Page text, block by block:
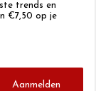
trends en
€7,50 op je
Aanmelden